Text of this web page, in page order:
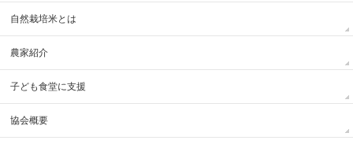
自然栽培米とは
農家紹介
子ども食堂に支援
協会概要